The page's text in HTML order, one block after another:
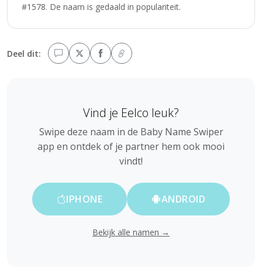
#1578. De naam is gedaald in populariteit.
Deel dit:
Vind je Eelco leuk?
Swipe deze naam in de Baby Name Swiper
app en ontdek of je partner hem ook mooi
vindt!
IPHONE ANDROID
Bekijk alle namen →